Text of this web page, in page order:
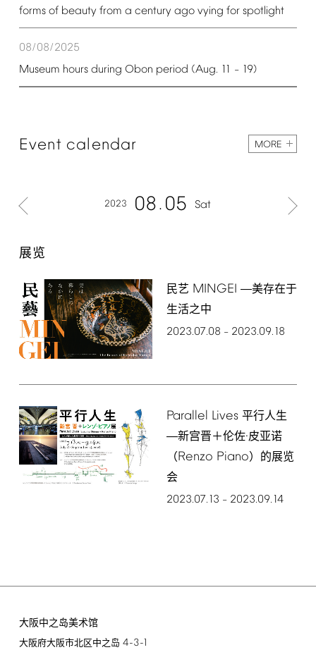
forms of beauty from a century ago vying for spotlight
08/08/2025
Museum hours during Obon period (Aug. 11 – 19)
Event calendar MORE
2023 08 05 Sat
展览
民艺 MINGEI ―美存在于
生活之中
2023.07.08 – 2023.09.18
Parallel Lives平行人生
―新宫晋＋伦佐·皮亚诺
（Renzo Piano）的展览
会
2023.07.13 – 2023.09.14
大阪中之岛美术馆
大阪府大阪市北区中之岛 4-3-1